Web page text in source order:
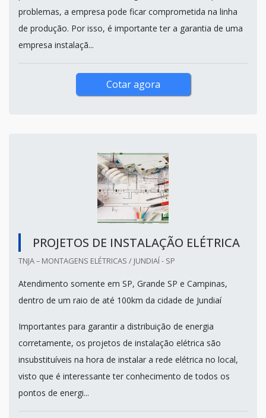
problemas, a empresa pode ficar comprometida na linha
de produção. Por isso, é importante ter a garantia de uma
empresa instalaçã...
Cotar agora
PROJETOS DE INSTALAÇÃO ELÉTRICA
TNJA – MONTAGENS ELÉTRICAS / JUNDIAÍ - SP
Atendimento somente em SP, Grande SP e Campinas,
dentro de um raio de até 100km da cidade de Jundiaí
Importantes para garantir a distribuição de energia
corretamente, os projetos de instalação elétrica são
insubstituíveis na hora de instalar a rede elétrica no local,
visto que é interessante ter conhecimento de todos os
pontos de energi...